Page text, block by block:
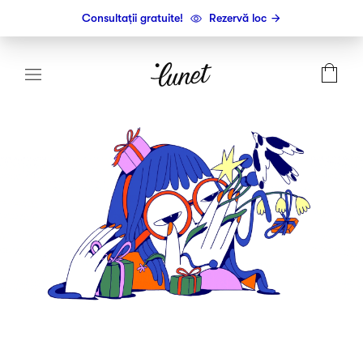
Consultații gratuite! Rezervă loc